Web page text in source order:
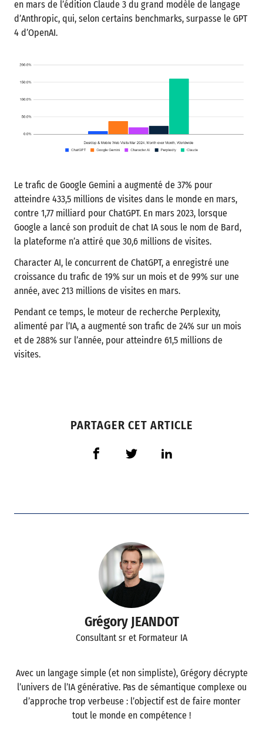
en mars de l’édition Claude 3 du grand modèle de langage
d’Anthropic, qui, selon certains benchmarks, surpasse le GPT
4 d’OpenAI.
Le trafic de Google Gemini a augmenté de 37% pour
atteindre 433,5 millions de visites dans le monde en mars,
contre 1,77 milliard pour ChatGPT. En mars 2023, lorsque
Google a lancé son produit de chat IA sous le nom de Bard,
la plateforme n’a attiré que 30,6 millions de visites.
Character AI, le concurrent de ChatGPT, a enregistré une
croissance du trafic de 19% sur un mois et de 99% sur une
année, avec 213 millions de visites en mars.
Pendant ce temps, le moteur de recherche Perplexity,
alimenté par l’IA, a augmenté son trafic de 24% sur un mois
et de 288% sur l’année, pour atteindre 61,5 millions de
visites.
PARTAGER CET ARTICLE
Grégory JEANDOT
Consultant sr et Formateur IA
Avec un langage simple (et non simpliste), Grégory décrypte
l’univers de l’IA générative. Pas de sémantique complexe ou
d’approche trop verbeuse : l’objectif est de faire monter
tout le monde en compétence !